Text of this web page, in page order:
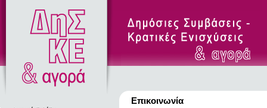
Επικοινωνία